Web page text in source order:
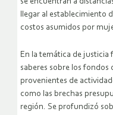
llegar al establecimiento
costos asumidos por
En la temática de
saberes sobre los fondos
provenientes de
como las brechas
región. Se profundizó